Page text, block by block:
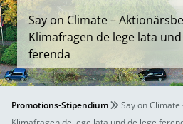
Say on Climate –
Klimafragen de lege lata
ferenda
Promotions-Stipendium
Say on